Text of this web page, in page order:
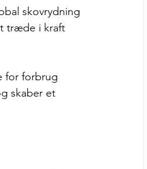
skovrydning
træde i kraft
for forbrug
skaber et